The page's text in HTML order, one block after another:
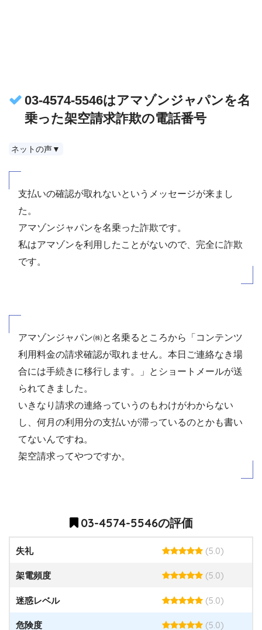
03-4574-5546はアマゾンジャパンを名
乗った架空請求詐欺の電話番号
ネットの声▼
支払いの確認が取れないというメッセージが来まし
た。
アマゾンジャパンを名乗った詐欺です。
私はアマゾンを利用したことがないので、完全に詐欺
です。
アマゾンジャパン㈱と名乗るところから「コンテンツ
利用料金の請求確認が取れません。本日ご連絡なき場
合には手続きに移行します。」とショートメールが送
られてきました。
いきなり請求の連絡っていうのもわけがわからない
し、何月の利用分の支払いが滞っているのとかも書い
てないんですね。
架空請求ってやつですか。
03-4574-5546の評価
失礼 (5.0)
架電頻度 (5.0)
迷惑レベル (5.0)
危険度 (5.0)